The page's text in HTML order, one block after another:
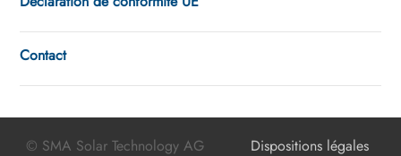
Contact
© SMA Solar Technology AG Dispositions légales